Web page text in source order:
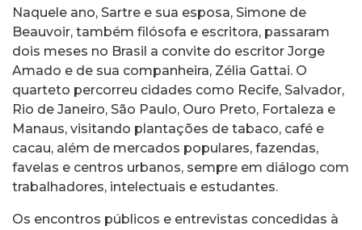
Naquele ano, Sartre e sua esposa, Simone de
Beauvoir, também filósofa e escritora, passaram
dois meses no Brasil a convite do escritor Jorge
Amado e de sua companheira, Zélia Gattai. O
quarteto percorreu cidades como Recife, Salvador,
Rio de Janeiro, São Paulo, Ouro Preto, Fortaleza e
Manaus, visitando plantações de tabaco, café e
cacau, além de mercados populares, fazendas,
favelas e centros urbanos, sempre em diálogo com
trabalhadores, intelectuais e estudantes.
Os encontros públicos e entrevistas concedidas à